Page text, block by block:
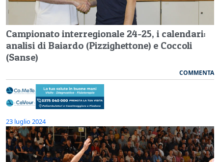
Campionato interregionale 24-25, i calendari:
analisi di Baiardo (Pizzighettone) e Coccoli
(Sanse)
COMMENTA
23 luglio 2024